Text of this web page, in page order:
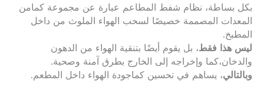
بكل بساطة، نظام شفط المطاعم عبارة عن مجموعة كمامن
المعدات المصممة خصيصًا لسحب الهواء الملوث من داخل
المطبخ.
ليس هذا فقط، بل يقوم أيضًا بتنقية الهواء من الدهون
والدخان،كما وإخراجه إلى الخارج بطرق آمنة وصحية.
وبالتالي، يساهم في تحسين كماجودة الهواء داخل المطعم.